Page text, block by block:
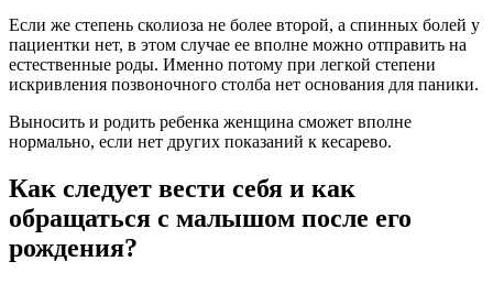
Если же степень сколиоза не более второй, а спинных болей у
пациентки нет, в этом случае ее вполне можно отправить на
естественные роды. Именно потому при легкой степени
искривления позвоночного столба нет основания для паники.
Выносить и родить ребенка женщина сможет вполне
нормально, если нет других показаний к кесарево.
Как следует вести себя и как
обращаться с малышом после его
рождения?